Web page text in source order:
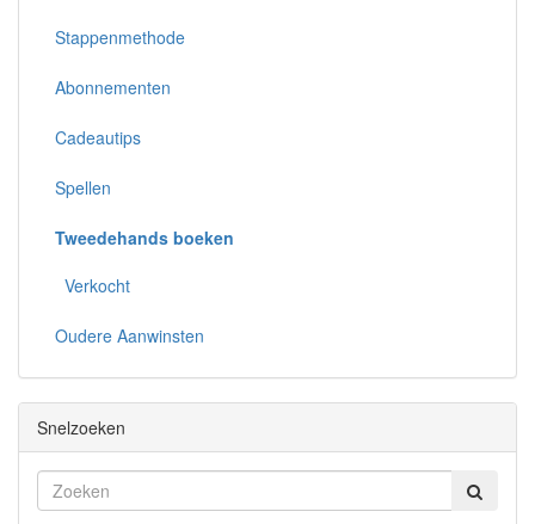
Stappenmethode
Abonnementen
Cadeautips
Spellen
Tweedehands boeken
Verkocht
Oudere Aanwinsten
Snelzoeken